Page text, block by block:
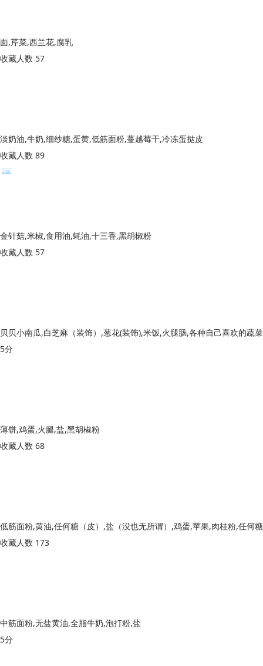
面,芹菜,西兰花,腐乳
收藏人数 57
淡奶油,牛奶,细纱糖,蛋黄,低筋面粉,蔓越莓干,冷冻蛋挞皮
收藏人数 89
金针菇,米椒,食用油,蚝油,十三香,黑胡椒粉
收藏人数 57
5分
薄饼,鸡蛋,火腿,盐,黑胡椒粉
收藏人数 68
收藏人数 173
中筋面粉,无盐黄油,全脂牛奶,泡打粉,盐
5分